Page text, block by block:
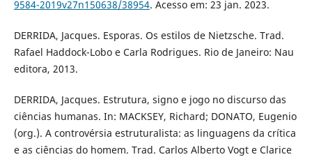
9584-2019v27n150638/38954. Acesso em: 23 jan. 2023.
DERRIDA, Jacques. Esporas. Os estilos de Nietzsche. Trad.
Rafael Haddock-Lobo e Carla Rodrigues. Rio de Janeiro: Nau
editora, 2013.
DERRIDA, Jacques. Estrutura, signo e jogo no discurso das
ciências humanas. In: MACKSEY, Richard; DONATO, Eugenio
(org.). A controvérsia estruturalista: as linguagens da crítica
e as ciências do homem. Trad. Carlos Alberto Vogt e Clarice